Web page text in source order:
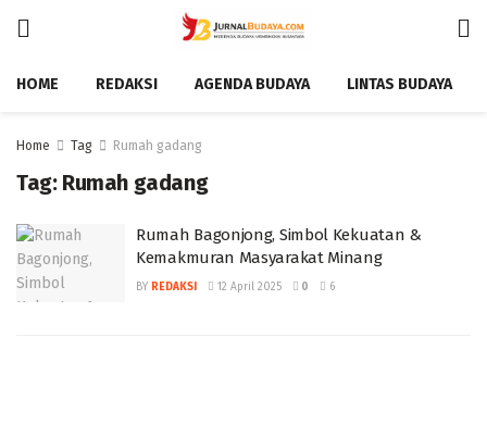
HOME REDAKSI AGENDA BUDAYA LINTAS BUDAYA
Home Tag Rumah gadang
Tag: Rumah gadang
Rumah Bagonjong, Simbol Kekuatan &
Kemakmuran Masyarakat Minang ‎
BY REDAKSI 12 April 2025 0 6